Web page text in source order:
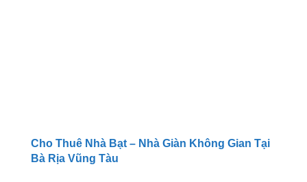
Cho Thuê Nhà Bạt – Nhà Giàn Không Gian Tại
Bà Rịa Vũng Tàu